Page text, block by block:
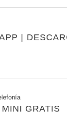
|
GRATIS